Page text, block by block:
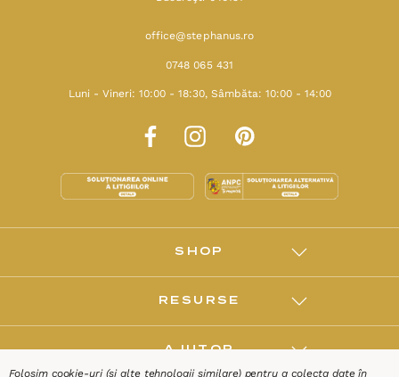
office@stephanus.ro
0748 065 431
Luni - Vineri: 10:00 - 18:30, Sâmbăta: 10:00 - 14:00
SHOP
RESURSE
AJUTOR
Folosim cookie-uri (și alte tehnologii similare) pentru a colecta date în